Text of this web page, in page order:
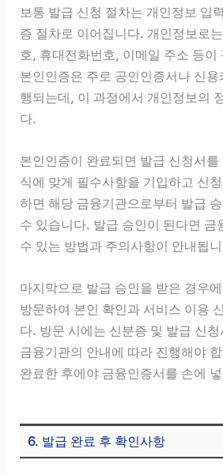
보통 발급 신청 절차는 개인정보 입
증 절차로 이어집니다. 개인정보로
호, 휴대전화번호, 이메일 주소 등이
본인인증은 주로 공인인증서나 신
행되는데, 이 과정에서 개인정보의
다.
본인인증이 완료되면 발급 신청서
식에 맞게 필수사항을 기입하고 신
하면 해당 금융기관으로부터 발급
수 있습니다. 발급 승인이 된다면 금
수 있는 방법과 주의사항이 안내됩
마지막으로 발급 승인을 받은 경우
방문하여 본인 확인과 서비스 이용
다. 방문 시에는 신분증 및 발급 신
금융기관의 안내에 따라 진행해야
완료한 후에야 금융인증서를 손에
6. 발급 완료 후 확인사항